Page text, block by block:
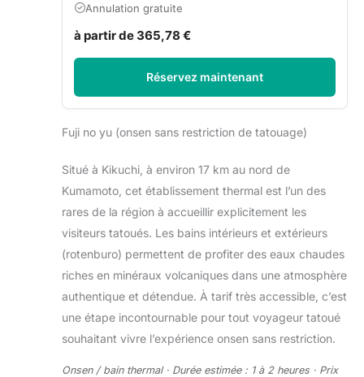
Annulation gratuite
à partir de 365,78 €
Réservez maintenant
Fuji no yu (onsen sans restriction de tatouage)
Situé à Kikuchi, à environ 17 km au nord de
Kumamoto, cet établissement thermal est l’un des
rares de la région à accueillir explicitement les
visiteurs tatoués. Les bains intérieurs et extérieurs
(rotenburo) permettent de profiter des eaux chaudes
riches en minéraux volcaniques dans une atmosphère
authentique et détendue. À tarif très accessible, c’est
une étape incontournable pour tout voyageur tatoué
souhaitant vivre l’expérience onsen sans restriction.
Onsen / bain thermal · Durée estimée : 1 à 2 heures · Prix